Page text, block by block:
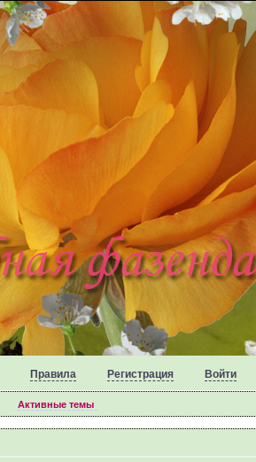
Правила Регистрация Войти
Активные темы